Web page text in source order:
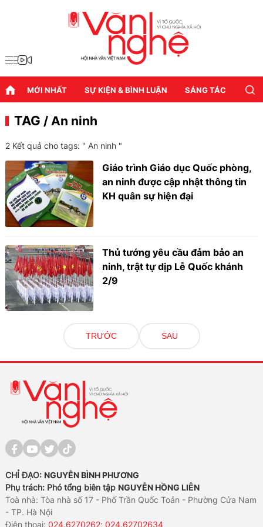
MỚI NHẤT SỰ KIỆN & BÌNH LUẬN SÁNG TÁC
TAG / An ninh
2 Kết quả cho tags: " An ninh "
Giáo trình Giáo dục Quốc phòng,
an ninh được cập nhật thông tin
KH quân sự hiện đại
Thủ tướng yêu cầu đảm bảo an
ninh, trật tự dịp Lễ Quốc khánh
2/9
TRƯỚC SAU
CHỈ ĐẠO: NGUYỄN BÌNH PHƯƠNG
Phụ trách: Phó tổng biên tập NGUYỄN HỒNG LIÊN
Toà nhà: Tòa nhà số 17 - Phố Trần Quốc Toản - Phường Cửa Nam
- TP. Hà Nội
Điện thoại:024.6270262; 024.62702634